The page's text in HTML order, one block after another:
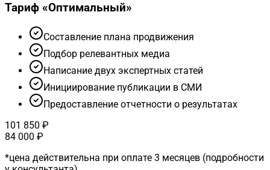
Тариф «Оптимальный»
Cоставление плана продвижения
Подбор релевантных медиа
Написание двух экспертных статей
Инициирование публикации в СМИ
Предоставление отчетности о результатах
101 850 ₽
84 000 ₽
*цена действительна при оплате 3 месяцев (подробности